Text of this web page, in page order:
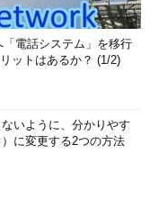
「電話システム」を移行
ットはあるか？ (1/2)
ないように、分かりやす
に変更する2つの方法